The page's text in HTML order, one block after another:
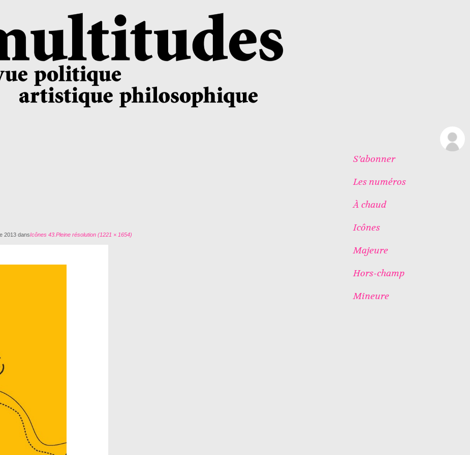
S’abonner
Les numéros
À chaud
Icônes
Majeure
Hors-champ
Mineure
2013dansIcônes 43. Pleine résolution (1221 × 1654)